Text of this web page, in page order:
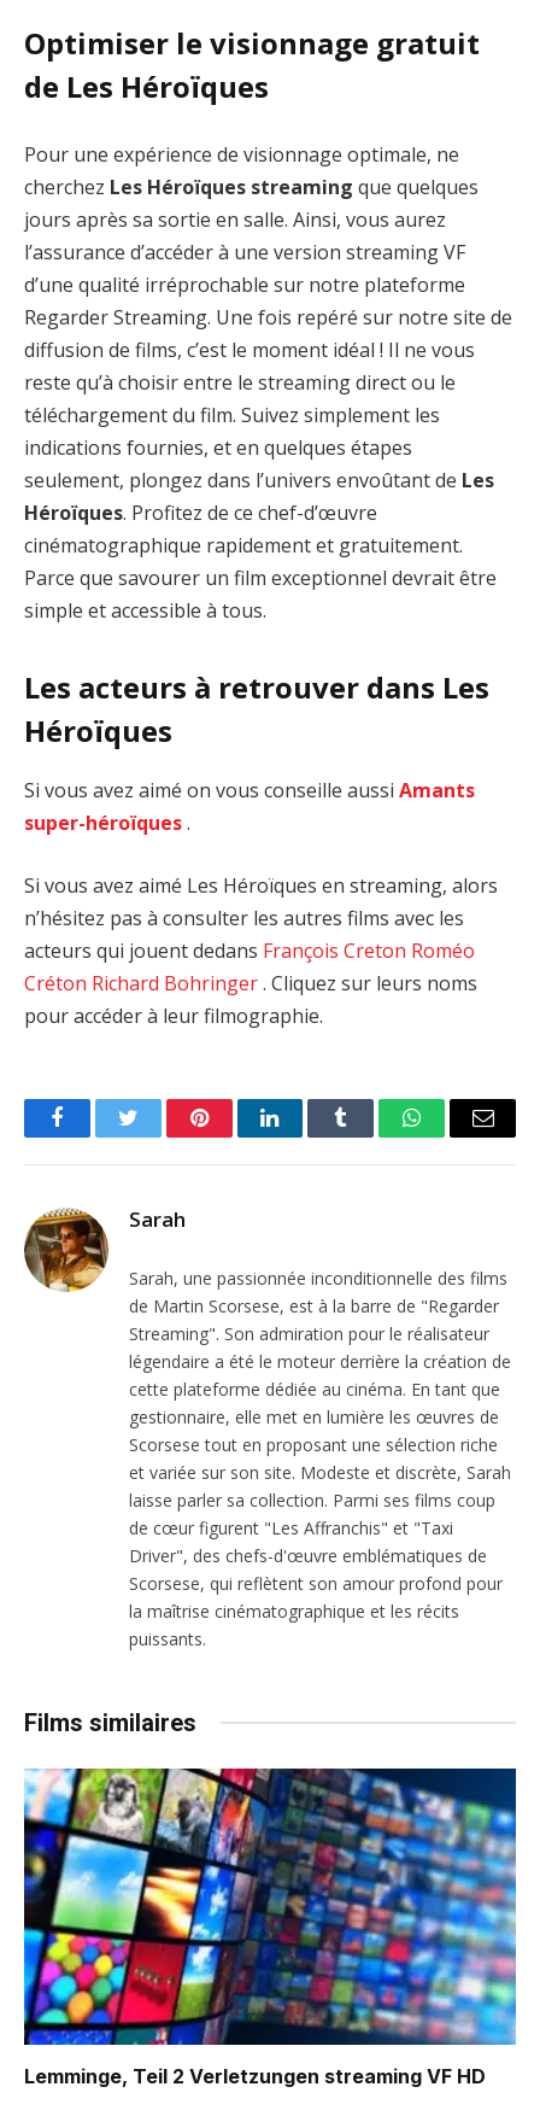
Optimiser le visionnage gratuit
de Les Héroïques
Pour une expérience de visionnage optimale, ne
cherchez Les Héroïques streaming que quelques
jours après sa sortie en salle. Ainsi, vous aurez
l’assurance d’accéder à une version streaming VF
d’une qualité irréprochable sur notre plateforme
Regarder Streaming. Une fois repéré sur notre site de
diffusion de films, c’est le moment idéal ! Il ne vous
reste qu’à choisir entre le streaming direct ou le
téléchargement du film. Suivez simplement les
indications fournies, et en quelques étapes
seulement, plongez dans l’univers envoûtant de Les
Héroïques. Profitez de ce chef-d’œuvre
cinématographique rapidement et gratuitement.
Parce que savourer un film exceptionnel devrait être
simple et accessible à tous.
Les acteurs à retrouver dans Les
Héroïques
Si vous avez aimé on vous conseille aussi Amants
super-héroïques.
Si vous avez aimé Les Héroïques en streaming, alors
n’hésitez pas à consulter les autres films avec les
acteurs qui jouent dedans François Creton Roméo
Créton Richard Bohringer. Cliquez sur leurs noms
pour accéder à leur filmographie.
FacebookTwitter PinterestLinkedInTumblr WhatsAppEmail
Sarah
Sarah, une passionnée inconditionnelle des films
de Martin Scorsese, est à la barre de "Regarder
Streaming". Son admiration pour le réalisateur
légendaire a été le moteur derrière la création de
cette plateforme dédiée au cinéma. En tant que
gestionnaire, elle met en lumière les œuvres de
Scorsese tout en proposant une sélection riche
et variée sur son site. Modeste et discrète, Sarah
laisse parler sa collection. Parmi ses films coup
de cœur figurent "Les Affranchis" et "Taxi
Driver", des chefs-d'œuvre emblématiques de
Scorsese, qui reflètent son amour profond pour
la maîtrise cinématographique et les récits
puissants.
Films similaires
Lemminge, Teil 2 Verletzungen streaming VF HD